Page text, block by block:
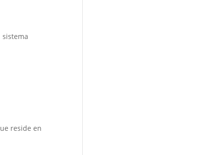
reside en